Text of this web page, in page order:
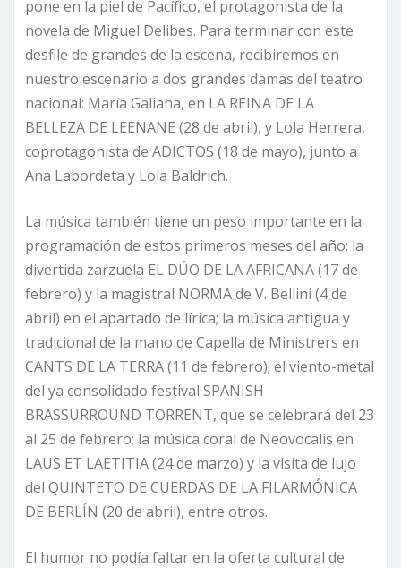
pone en la piel de Pacífico, el protagonista de la
novela de Miguel Delibes. Para terminar con este
desfile de grandes de la escena, recibiremos en
nuestro escenario a dos grandes damas del teatro
nacional: María Galiana, en LA REINA DE LA
BELLEZA DE LEENANE (28 de abril), y Lola Herrera,
coprotagonista de ADICTOS (18 de mayo), junto a
Ana Labordeta y Lola Baldrich.
La música también tiene un peso importante en la
programación de estos primeros meses del año: la
divertida zarzuela EL DÚO DE LA AFRICANA (17 de
febrero) y la magistral NORMA de V. Bellini (4 de
abril) en el apartado de lírica; la música antigua y
tradicional de la mano de Capella de Ministrers en
CANTS DE LA TERRA (11 de febrero); el viento-metal
del ya consolidado festival SPANISH
BRASSURROUND TORRENT, que se celebrará del 23
al 25 de febrero; la música coral de Neovocalis en
LAUS ET LAETITIA (24 de marzo) y la visita de lujo
del QUINTETO DE CUERDAS DE LA FILARMÓNICA
DE BERLÍN (20 de abril), entre otros.
El humor no podía faltar en la oferta cultural de